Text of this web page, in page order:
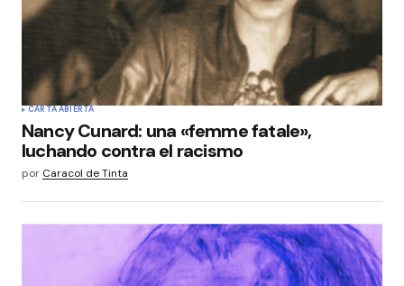
CARTA ABIERTA
Nancy Cunard: una «femme fatale»,
luchando contra el racismo
por Caracol de Tinta